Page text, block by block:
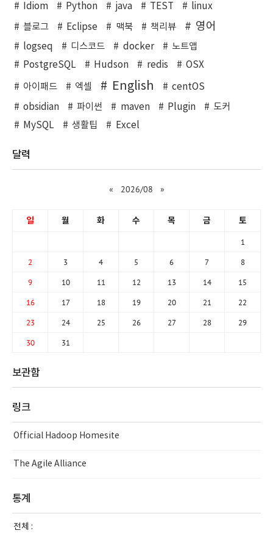
Idiom Python java TEST
linux
블로그
Eclipse 맥북 책리뷰 영어
logseq 디스코드 docker
노트앱
PostgreSQL
Hudson redis OSX
아이패드 엑셀 English
centOS
obsidian
파이썬 maven Plugin
도커
MySQL
생활팁 Excel
달력
« 2026/08 »
일 월 화 수 목 금 토
1
2 3 4 5 6 7 8
9 10 11 12 13 14 15
16 17 18 19 20 21 22
23 24 25 26 27 28 29
30 31
보관함
링크
Official Hadoop Homesite
The Agile Alliance
통계
전체 :